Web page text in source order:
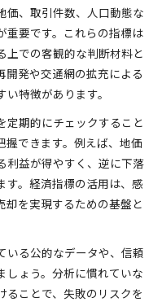
価、取引件数、人口動態な
重要です。これらの指標は
上での客観的な判断材料と
開発や交通網の拡充による
特徴があります。
定期的にチェックすること
握できます。例えば、地価
利益が得やすく、逆に下落
す。経済指標の活用は、感
却を実現するための基盤と
いる公的なデータや、信頼
しょう。分析に慣れていな
ることで、失敗のリスクを